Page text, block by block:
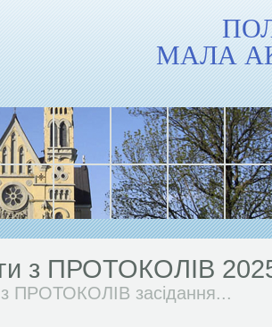
МАЛА
матеріали до
з ПРОТОКОЛІВ
з ПРОТОКОЛІВ засідання...